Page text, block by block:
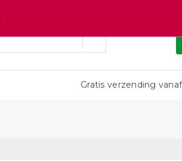
Gratis verzending